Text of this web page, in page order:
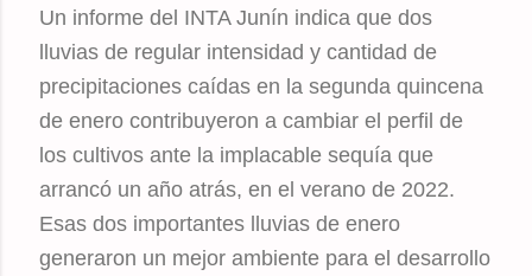
Un informe del INTA Junín indica que dos
lluvias de regular intensidad y cantidad de
precipitaciones caídas en la segunda quincena
de enero contribuyeron a cambiar el perfil de
los cultivos ante la implacable sequía que
arrancó un año atrás, en el verano de 2022.
Esas dos importantes lluvias de enero
generaron un mejor ambiente para el desarrollo